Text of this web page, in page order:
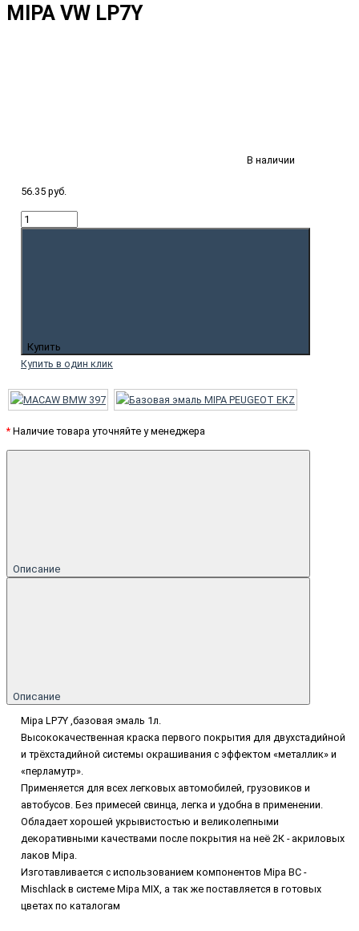
MIPA VW LP7Y
В наличии
56.35 руб.
Купить
Купить в один клик
* Наличие товара уточняйте у менеджера
Описание
Описание
Mipa LP7Y ,базовая эмаль 1л.
Высококачественная краска первого покрытия для двухстадийной
и трёхстадийной системы окрашивания с эффектом «металлик» и
«перламутр».
Применяется для всех легковых автомобилей, грузовиков и
автобусов. Без примесей свинца, легка и удобна в применении.
Обладает хорошей укрывистостью и великолепными
декоративными качествами после покрытия на неё 2К - акриловых
лаков Mipa.
Изготавливается с использованием компонентов Mipa BC -
Mischlack в системе Mipa MIX, а так же поставляется в готовых
цветах по каталогам